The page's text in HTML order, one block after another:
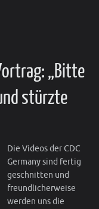
„Bitte
stürzte
Die Videos der CDC
Germany sind fertig
geschnitten und
freundlicherweise
werden uns die